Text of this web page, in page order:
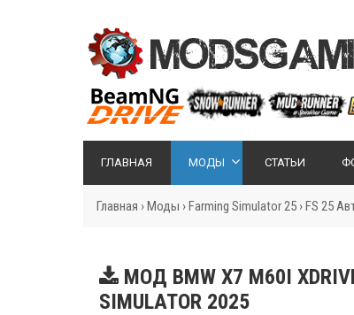
ГЛАВНАЯ МОДЫ СТАТЬИ
Главная ›Моды ›Farming Simulator 25 ›FS 25
МОД BMW X7 M60I
SIMULATOR 2025